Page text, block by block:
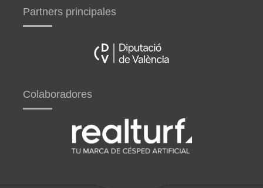
Partners principales
Colaboradores